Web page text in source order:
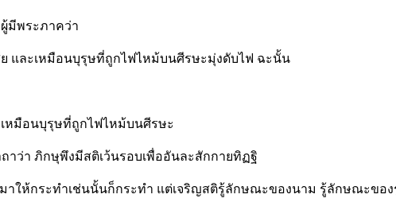
มีพระภาคว่า
และเหมือนบุรุษที่ถูกไฟไหม้บนศีรษะมุ่งดับไฟ ฉะนั้น
หมือนบุรุษที่ถูกไฟไหม้บนศีรษะ
าว่า ภิกษุพึงมีสติเว้นรอบเพื่ออันละสักกายทิฏฐิ
าให้กระทำเช่นนั้นก็กระทำ แต่เจริญสติรู้ลักษณะของนาม รู้ลักษณะขอ